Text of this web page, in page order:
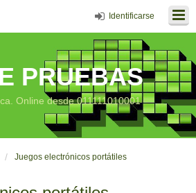
Identificarse
PRUEBAS
Online desde 011111010001
Juegos electrónicos portátiles